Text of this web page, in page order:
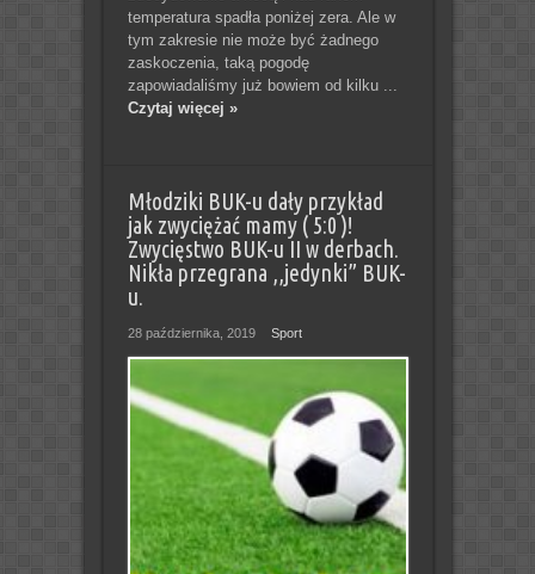
temperatura spadła poniżej zera. Ale w
tym zakresie nie może być żadnego
zaskoczenia, taką pogodę
zapowiadaliśmy już bowiem od kilku ...
Czytaj więcej »
Młodziki BUK-u dały przykład
jak zwyciężać mamy ( 5:0 )!
Zwycięstwo BUK-u II w derbach.
Nikła przegrana ,,jedynki” BUK-
u.
28 października, 2019 Sport